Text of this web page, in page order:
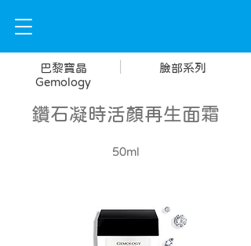
巴黎寶晶
Gemology
|
鑽石凝時活顏再生面霜
50ml
臉部系列